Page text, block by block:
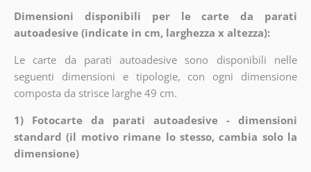
Dimensioni disponibili per le carte da parati
autoadesive (indicate in cm, larghezza x altezza):
Le carte da parati autoadesive sono disponibili nelle
seguenti dimensioni e tipologie, con ogni dimensione
composta da strisce larghe 49 cm.
1) Fotocarte da parati autoadesive - dimensioni
standard (il motivo rimane lo stesso, cambia solo la
dimensione)